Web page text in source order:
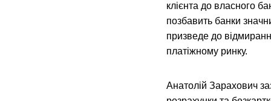
клієнта до власного
позбавить банки
призведе до
платіжному ринку.
Анатолій Зарахович